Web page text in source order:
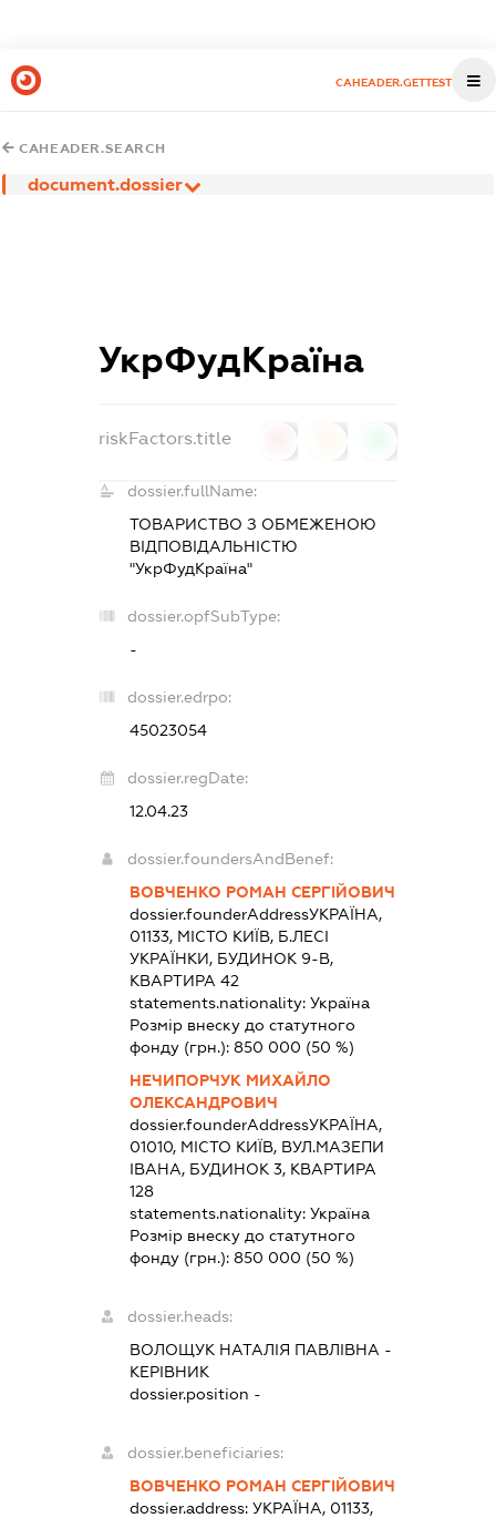
CAHEADER.GETTEST
CAHEADER.SEARCH
document.dossier
УкрФудКраїна
riskFactors.title
dossier.fullName:
ТОВАРИСТВО З ОБМЕЖЕНОЮ
ВІДПОВІДАЛЬНІСТЮ
"УкрФудКраїна"
dossier.opfSubType:
-
dossier.edrpo:
45023054
dossier.regDate:
12.04.23
dossier.foundersAndBenef:
ВОВЧЕНКО РОМАН СЕРГІЙОВИЧ
dossier.founderAddressУКРАЇНА,
01133, МІСТО КИЇВ, Б.ЛЕСІ
УКРАЇНКИ, БУДИНОК 9-В,
КВАРТИРА 42
statements.nationality:Україна
Розмір внеску до статутного
фонду (грн.):850 000 (50 %)
НЕЧИПОРЧУК МИХАЙЛО
ОЛЕКСАНДРОВИЧ
dossier.founderAddressУКРАЇНА,
01010, МІСТО КИЇВ, ВУЛ.МАЗЕПИ
ІВАНА, БУДИНОК 3, КВАРТИРА
128
statements.nationality:Україна
Розмір внеску до статутного
фонду (грн.):850 000 (50 %)
dossier.heads:
ВОЛОЩУК НАТАЛІЯ ПАВЛІВНА -
КЕРІВНИК
dossier.position -
dossier.beneficiaries:
ВОВЧЕНКО РОМАН СЕРГІЙОВИЧ
dossier.address:УКРАЇНА, 01133,